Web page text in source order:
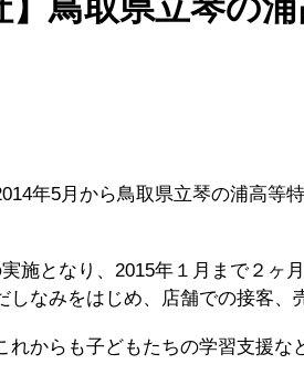
年5月から鳥取県立琴の浦高等
施となり、2015年１月まで２
しなみをはじめ、店舗での接客
れからも子どもたちの学習支援な